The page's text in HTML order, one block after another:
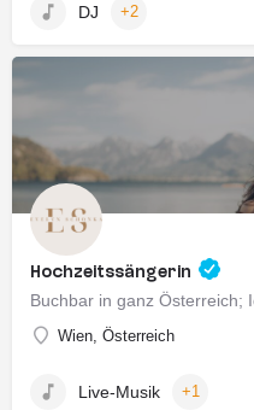
DJ +2
Hochzeitssängerin
Wien, Österreich
Live-Musik +1